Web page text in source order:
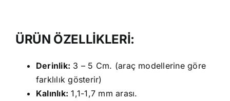
ÜRÜN ÖZELLİKLERİ:
Derinlik: 3 – 5 Cm. (araç modellerine göre
farklılık gösterir)
Kalınlık: 1,1-1,7 mm arası.